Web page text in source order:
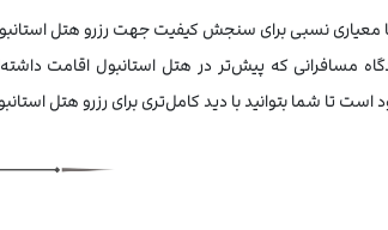
معیاری نسبی برای سنجش کیفیت جهت رزرو هتل
مسافرانی که پیش‌تر در هتل استانبول اقامت
تا شما بتوانید با دید کامل‌تری برای رزرو هتل